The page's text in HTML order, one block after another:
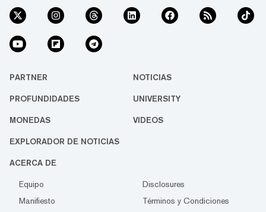
PARTNER NOTICIAS
PROFUNDIDADES UNIVERSITY
MONEDAS VIDEOS
EXPLORADOR DE NOTICIAS
ACERCA DE
Equipo
Disclosures
Manifiesto
Términos y Condiciones